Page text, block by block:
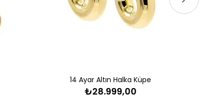
14 Ayar Altın Halka Küpe
₺28.999,00